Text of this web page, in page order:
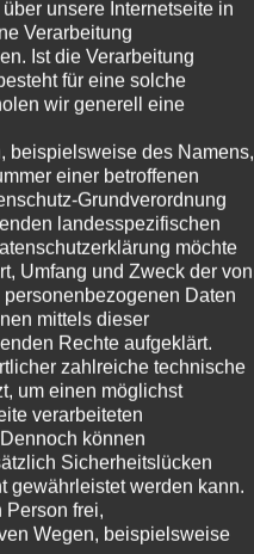
unsere Internetseite in
Verarbeitung
Ist die Verarbeitung
für eine solche
wir generell eine
beispielsweise des Namens,
einer betroffenen
Grundverordnung
landesspezifischen
möchte
Umfang und Zweck der von
Daten
mittels dieser
Rechte aufgeklärt.
zahlreiche technische
um einen möglichst
verarbeiteten
können
Sicherheitslücken
gewährleistet werden kann.
Person frei,
Wegen, beispielsweise